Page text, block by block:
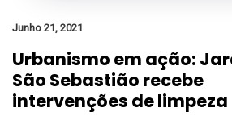
Junho 21, 2021
Urbanismo em ação:
São Sebastião recebe
intervenções de limpeza